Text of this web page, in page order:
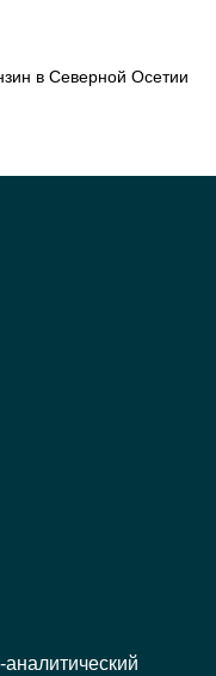
в Северной Осетии